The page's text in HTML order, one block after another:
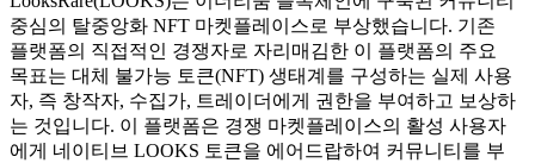
중심의 탈중앙화 NFT 마켓플레이스로 부상했습니다. 기존
플랫폼의 직접적인 경쟁자로 자리매김한 이 플랫폼의 주요
목표는 대체 불가능 토큰(NFT) 생태계를 구성하는 실제 사용
자, 즉 창작자, 수집가, 트레이더에게 권한을 부여하고 보상하
는 것입니다. 이 플랫폼은 경쟁 마켓플레이스의 활성 사용자
에게 네이티브 LOOKS 토큰을 에어드랍하여 커뮤니티를 부